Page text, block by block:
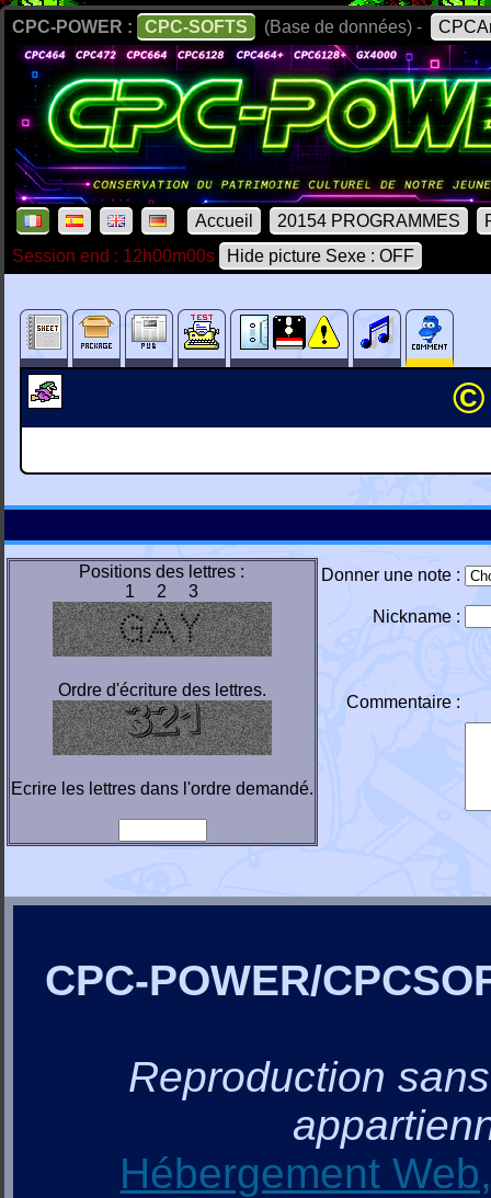
CPC-POWER : CPC-SOFTS (Base de données) -
Accueil 20154 PROGRAMMES
Session end : 12h00m00s
Hide picture Sexe : OFF
©
Positions des lettres :
1 2 3
Ordre d'écriture des lettres.
Ecrire les lettres dans l'ordre demandé.
Donner une note :
Nickname :
Commentaire :
CPC-POWER/
Reproduction
Hébergement